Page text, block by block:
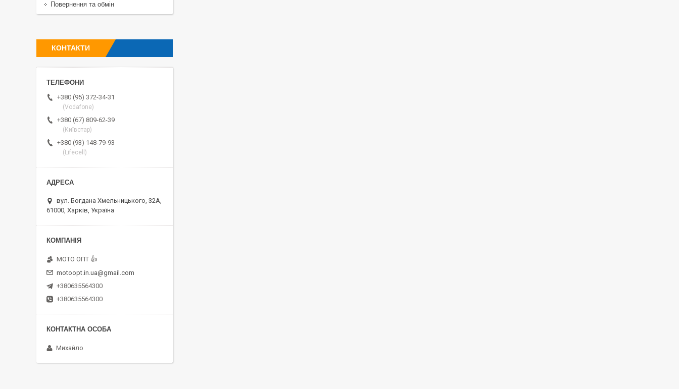
Повернення та обмін
КОНТАКТИ
+380 (95) 372-34-31
(Vodafone)
+380 (67) 809-62-39
(Київстар)
+380 (93) 148-79-93
(Lifecell)
вул. Богдана Хмельницького, 32А,
61000, Харків, Україна
MOTO OПT 👍
motoopt.in.ua@gmail.com
+380635564300
+380635564300
Михайло